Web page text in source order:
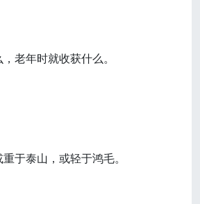
老年时就收获什么。
于泰山，或轻于鸿毛。